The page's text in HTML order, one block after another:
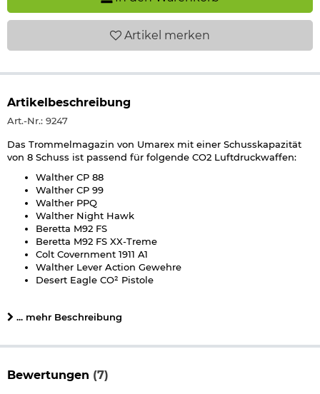
Artikel merken
Artikelbeschreibung
Art.-Nr.: 9247
Das Trommelmagazin von Umarex mit einer Schusskapazität
von 8 Schuss ist passend für folgende CO2 Luftdruckwaffen:
Walther CP 88
Walther CP 99
Walther PPQ
Walther Night Hawk
Beretta M92 FS
Beretta M92 FS XX-Treme
Colt Covernment 1911 A1
Walther Lever Action Gewehre
Desert Eagle CO² Pistole
... mehr Beschreibung
Bewertungen (7)